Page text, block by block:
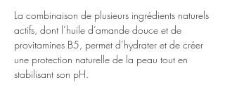
La combinaison de plusieurs ingrédients naturels
actifs, dont l’huile d’amande douce et de
provitamines B5, permet d’hydrater et de créer
une protection naturelle de la peau tout en
stabilisant son pH.